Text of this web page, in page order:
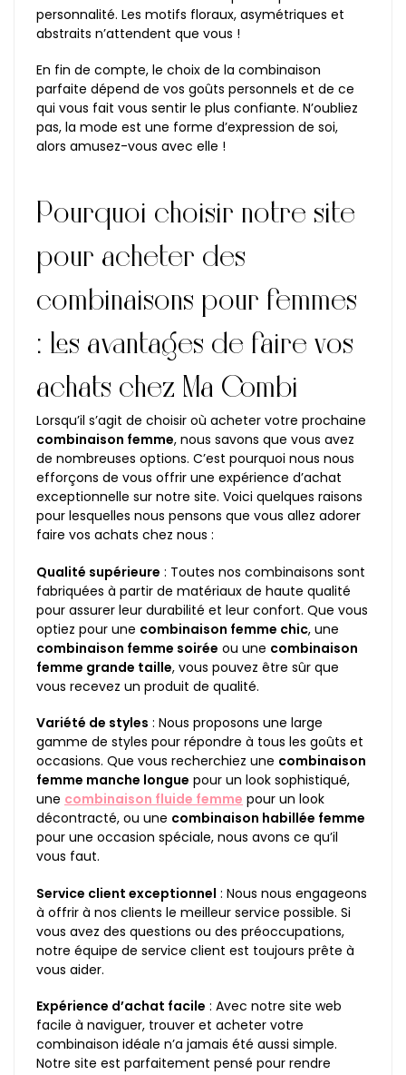
personnalité. Les motifs floraux, asymétriques et
abstraits n’attendent que vous !
En fin de compte, le choix de la combinaison
parfaite dépend de vos goûts personnels et de ce
qui vous fait vous sentir le plus confiante. N’oubliez
pas, la mode est une forme d’expression de soi,
alors amusez-vous avec elle !
Pourquoi choisir notre site
pour acheter des
combinaisons pour femmes
: Les avantages de faire vos
achats chez Ma Combi
Lorsqu’il s’agit de choisir où acheter votre prochaine
combinaison femme, nous savons que vous avez
de nombreuses options. C’est pourquoi nous nous
efforçons de vous offrir une expérience d’achat
exceptionnelle sur notre site. Voici quelques raisons
pour lesquelles nous pensons que vous allez adorer
faire vos achats chez nous :
Qualité supérieure : Toutes nos combinaisons sont
fabriquées à partir de matériaux de haute qualité
pour assurer leur durabilité et leur confort. Que vous
optiez pour une combinaison femme chic, une
combinaison femme soirée ou une combinaison
femme grande taille, vous pouvez être sûr que
vous recevez un produit de qualité.
Variété de styles : Nous proposons une large
gamme de styles pour répondre à tous les goûts et
occasions. Que vous recherchiez une combinaison
femme manche longue pour un look sophistiqué,
une combinaison fluide femme pour un look
décontracté, ou une combinaison habillée femme
pour une occasion spéciale, nous avons ce qu’il
vous faut.
Service client exceptionnel : Nous nous engageons
à offrir à nos clients le meilleur service possible. Si
vous avez des questions ou des préoccupations,
notre équipe de service client est toujours prête à
vous aider.
Expérience d’achat facile : Avec notre site web
facile à naviguer, trouver et acheter votre
combinaison idéale n’a jamais été aussi simple.
Notre site est parfaitement pensé pour rendre